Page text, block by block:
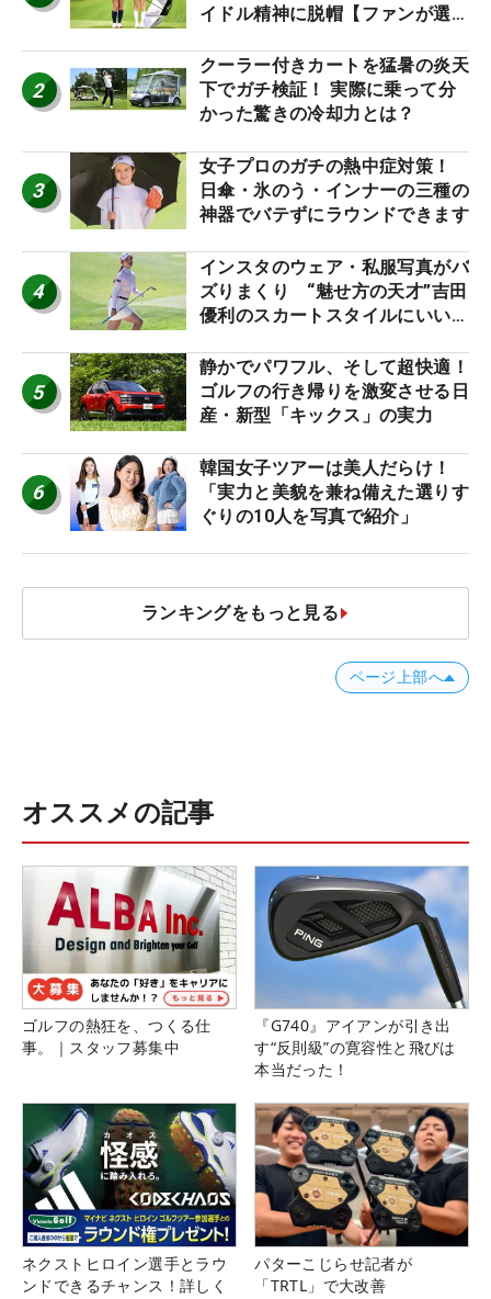
イドル精神に脱帽【ファンが選ぶ
2
クーラー付きカートを猛暑の炎天
下でガチ検証！ 実際に乗って分
かった驚きの冷却力とは？
3
女子プロのガチの熱中症対策！
日傘・氷のう・インナーの三種の
神器でバテずにラウンドできます
4
インスタのウェア・私服写真がバ
ズりまくり “魅せ方の天才”吉田
優利のスカートスタイルにいい
5
静かでパワフル、そして超快適！
ゴルフの行き帰りを激変させる日
産・新型「キックス」の実力
6
韓国女子ツアーは美人だらけ！
「実力と美貌を兼ね備えた選りす
ぐりの10人を写真で紹介」
ランキングをもっと見る
ページ上部へ
オススメの記事
ゴルフの熱狂を、つくる仕
事。｜スタッフ募集中
『G740』アイアンが引き出
す“反則級”の寛容性と飛びは
本当だった！
ネクストヒロイン選手とラウ
ンドできるチャンス！詳しく
パターこじらせ記者が
「TRTL」で大改善